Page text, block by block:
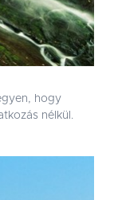
hogy
nélkül.